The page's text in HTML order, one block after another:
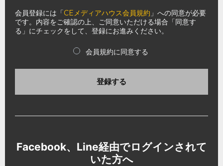
会員登録には「CEメディアハウス会員規約 」への同意が必要
です。内容をご確認の上、ご同意いただける場合「同意す
る」にチェックをして、登録にお進みください。
会員規約に同意する
登録する
Facebook、Line経由でログインされて
いた方へ